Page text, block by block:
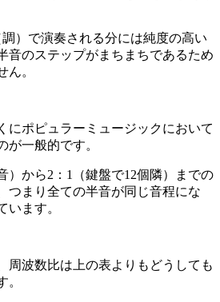
）で演奏される分には純度の高い
音のステップがまちまちであるため
ん。
にポピュラーミュージックにおいて
が一般的です。
）から2 ： 1 （鍵盤で12個隣）までの
つまり全ての半音が同じ音程にな
います。
周波数比は上の表よりもどうしても
。